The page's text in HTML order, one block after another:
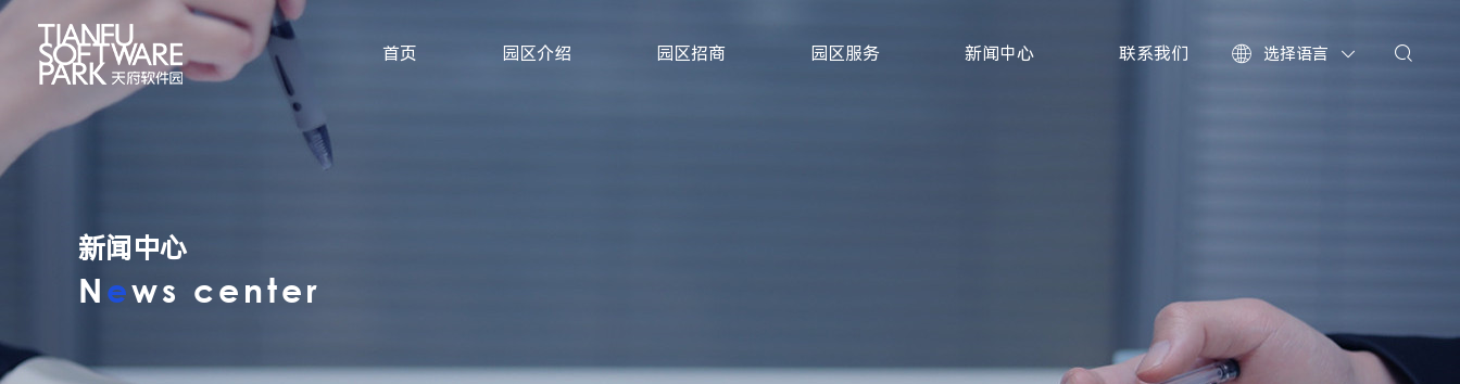
首页 园区介绍 园区招商 园区服务 新闻中心 联系我们 选择语言
新闻中心
News center